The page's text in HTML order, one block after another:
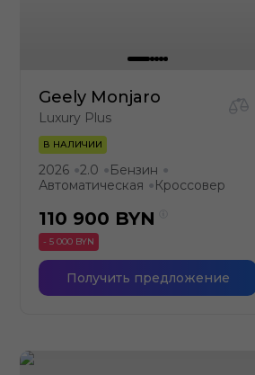
Geely Monjaro
Luxury Plus
В НАЛИЧИИ
2026 ●2.0 ● Бензин ●
Автоматическая ● Кроссовер
110 900 BYN
- 5 000 BYN
Получить предложение